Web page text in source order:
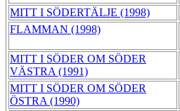
MITT I SÖDERTÄLJE (1998)
FLAMMAN (1998)
MITT I SÖDER OM SÖDER
VÄSTRA (1991)
MITT I SÖDER OM SÖDER
ÖSTRA (1990)